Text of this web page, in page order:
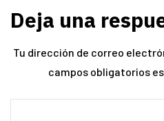
Deja una
Tu dirección de correo
campos obligatorios